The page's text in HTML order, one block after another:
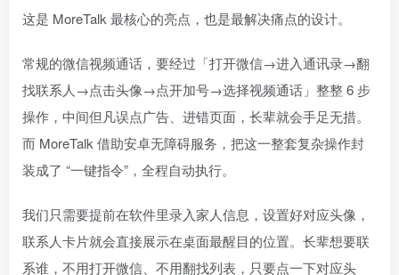
这是 MoreTalk 最核心的亮点，也是最解决痛点的设计。
常规的微信视频通话，要经过「打开微信→进入通讯录→翻
找联系人→点击头像→点开加号→选择视频通话」整整 6 步
操作，中间但凡误点广告、进错页面，长辈就会手足无措。
而 MoreTalk 借助安卓无障碍服务，把这一整套复杂操作封
装成了 “一键指令”，全程自动执行。
我们只需要提前在软件里录入家人信息，设置好对应头像，
联系人卡片就会直接展示在桌面最醒目的位置。长辈想要联
系谁，不用打开微信、不用翻找列表，只要点一下对应头